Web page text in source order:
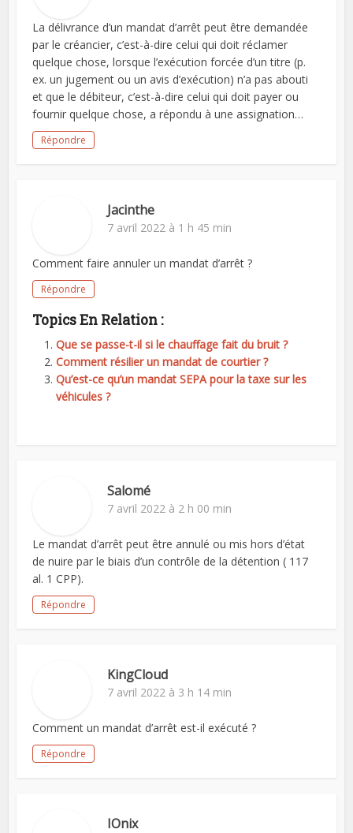
La délivrance d’un mandat d’arrêt peut être demandée
par le créancier, c’est-à-dire celui qui doit réclamer
quelque chose, lorsque l’exécution forcée d’un titre (p.
ex. un jugement ou un avis d’exécution) n’a pas abouti
et que le débiteur, c’est-à-dire celui qui doit payer ou
fournir quelque chose, a répondu à une assignation…
Répondre
Jacinthe
7 avril 2022 à 1 h 45 min
Comment faire annuler un mandat d’arrêt ?
Répondre
Topics En Relation :
Que se passe-t-il si le chauffage fait du bruit ?
Comment résilier un mandat de courtier ?
Qu’est-ce qu’un mandat SEPA pour la taxe sur les
véhicules ?
Salomé
7 avril 2022 à 2 h 00 min
Le mandat d’arrêt peut être annulé ou mis hors d’état
de nuire par le biais d’un contrôle de la détention ( 117
al. 1 CPP).
Répondre
KingCloud
7 avril 2022 à 3 h 14 min
Comment un mandat d’arrêt est-il exécuté ?
Répondre
IOnix